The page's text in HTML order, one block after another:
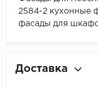
2584-2 кухонные
фасады для
Доставка